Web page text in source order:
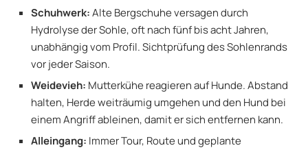
Schuhwerk:Alte Bergschuhe versagen durch
Hydrolyse der Sohle, oft nach fünf bis acht Jahren,
unabhängig vom Profil. Sichtprüfung des Sohlenrands
vor jeder Saison.
Weidevieh: Mutterkühe reagieren auf Hunde. Abstand
halten, Herde weiträumig umgehen und den Hund bei
einem Angriff ableinen, damit er sich entfernen kann.
Alleingang: Immer Tour, Route und geplante